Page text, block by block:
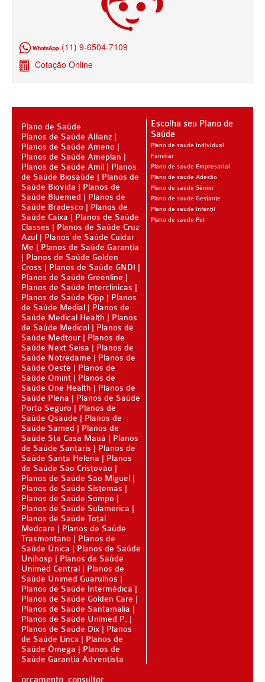
KIPP PLANO DE SAÚDE SÊNIOR
MEDSENIORPLANO DE SAÚDE SÊNIOR
QSAÚDE PLANO DE SAÚDE SÊNIOR
TOTAL MEDCARE PLANO DE SAÚDE SÊNIOR
TRANSMONTANO PLANO DE SAÚDE SÊNIOR
ÚNICA PLANO DE SAÚDE SÊNIOR
UNIHOSP PLANO DE SAÚDE SÊNIOR
OPERADORAS
PLANO DE SAÚDE ALLIANZ
PLANO DE SAÚDE AMEPLAN
PLANO DE SAÚDE AMENO
PLANO DE SAÚDE AMIL
PLANO DE SAÚDE BIOSAÚDE
PLANO DE SAÚDE BIOVIDA
PLANO DE SAÚDE BLUEMED
PLANO DE SAÚDE BRADESCO
PLANO DE SAÚDE CAIXA
PLANO DE SAÚDE CLASSES AACL
PLANO DE SAÚDE CUIDAR ME
PLANO DE SAÚDE DIX
PLANO DE SAÚDE GARANTIA GS SAÚDE
PLANO DE SAÚDE GARANTIA ADVENTISTA
PLANO DE SAÚDE GOLDEN CARE
PLANO DE SAÚDE GOLDEN CROSS
PLANO DE SAÚDE GNDI
PLANO DE SAÚDE KIPP
PLANO DE SAÚDE INTERMÉDICA
PLANO DE SAÚDE GREENLINE
PLANO DE SAÚDE LINCX
(11) 9-6504-7109
Cotação Online
Plano de Saúde
Planos de Saúde Allianz
Planos de Saúde Ameno
Planos de Saúde Ameplan
Planos de Saúde Amil
Planos
de Saúde Biosaúde
Planos de
Saúde Biovida
Planos de
Saúde Bluemed
Planos de
Saúde Bradesco
Planos de
Saúde Caixa
Planos de Saúde
Classes
Planos de Saúde Cruz
Azul
Planos de Saúde Cuidar
Me
Planos de Saúde Garantia
Planos de Saúde Golden
Cross
Planos de Saúde GNDI
Planos de Saúde Greenline
Planos de Saúde Interclinicas
Planos de Saúde Kipp
Planos
de Saúde Medial
Planos de
Saúde Medical Health
Planos
de Saúde Medicol
Planos de
Saúde Medtour
Planos de
Saúde Next Seisa
Planos de
Saúde Notredame
Planos de
Saúde Oeste
Planos de
Saúde Omint
Planos de
Saúde One Health
Planos de
Saúde Plena
Planos de Saúde
Porto Seguro
Planos de
Saúde Qsaude
Planos de
Saúde Samed
Planos de
Saúde Sta Casa Mauá
Planos
de Saúde Santaris
Planos de
Saúde Santa Helena
Planos
de Saúde São Cristovão
Planos de Saúde São Miguel
Planos de Saúde Sistemas
Planos de Saúde Sompo
Planos de Saúde Sulamerica
Planos de Saúde Total
Medcare
Planos de Saúde
Trasmontano
Planos de
Saúde Única
Planos de Saúde
Unihosp
Planos de Saúde
Unimed Central
Planos de
Saúde Unimed Guarulhos
Planos de Saúde Intermédica
Planos de Saúde Golden Care
Planos de Saúde Santamalia
Planos de Saúde Unimed P.
Planos de Saúde Dix
Planos
de Saúde Lincx
Planos de
Saúde Ômega
Planos de
Saúde Garantia Adventista
Escolha seu Plano de
Saúde
Plano de saude Individual
Familiar
Plano de saude Empresarial
Plano de saude Adesão
Plano de saude Sênior
Plano de saude Gestante
Plano de saude Infantil
Plano de saude Pet